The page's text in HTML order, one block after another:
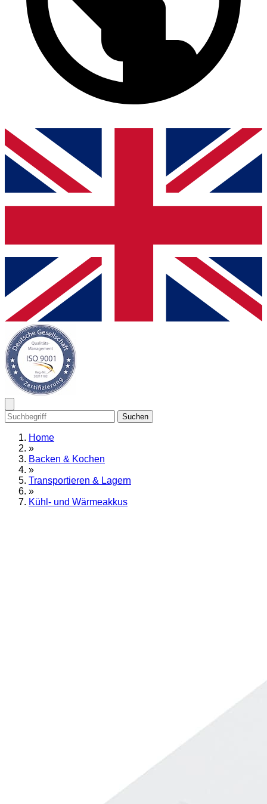
Suchen
Home
»
Backen & Kochen
»
Transportieren & Lagern
»
Kühl- und Wärmeakkus